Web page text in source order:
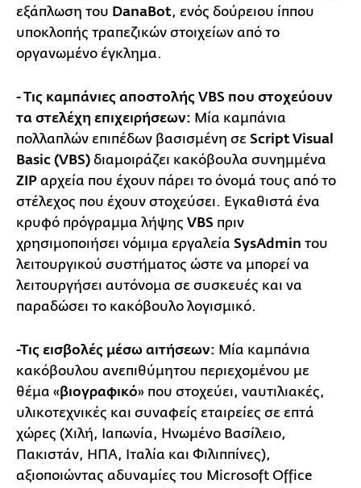
εξάπλωση του DanaBot, ενός δούρειου ίππου
υποκλοπής τραπεζικών στοιχείων από το
οργανωμένο έγκλημα.
- Τις καμπάνιες αποστολής VBS που στοχεύουν
τα στελέχη επιχειρήσεων: Μία καμπάνια
πολλαπλών επιπέδων βασισμένη σε Script Visual
Basic (VBS) διαμοιράζει κακόβουλα συνημμένα
ZIP αρχεία που έχουν πάρει το όνομά τους από το
στέλεχος που έχουν στοχεύσει. Εγκαθιστά ένα
κρυφό πρόγραμμα λήψης VBS πριν
χρησιμοποιήσει νόμιμα εργαλεία SysAdmin του
λειτουργικού συστήματος ώστε να μπορεί να
λειτουργήσει αυτόνομα σε συσκευές και να
παραδώσει το κακόβουλο λογισμικό.
-Τις εισβολές μέσω αιτήσεων: Μία καμπάνια
κακόβουλου ανεπιθύμητου περιεχομένου με
θέμα «βιογραφικό» που στοχεύει, ναυτιλιακές,
υλικοτεχνικές και συναφείς εταιρείες σε επτά
χώρες (Χιλή, Ιαπωνία, Ηνωμένο Βασίλειο,
Πακιστάν, ΗΠΑ, Ιταλία και Φιλιππίνες),
αξιοποιώντας αδυναμίες του Microsoft Office